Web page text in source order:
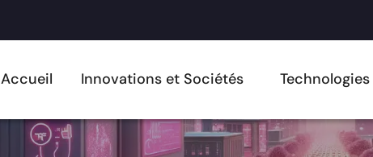
Accueil Innovations et Sociétés